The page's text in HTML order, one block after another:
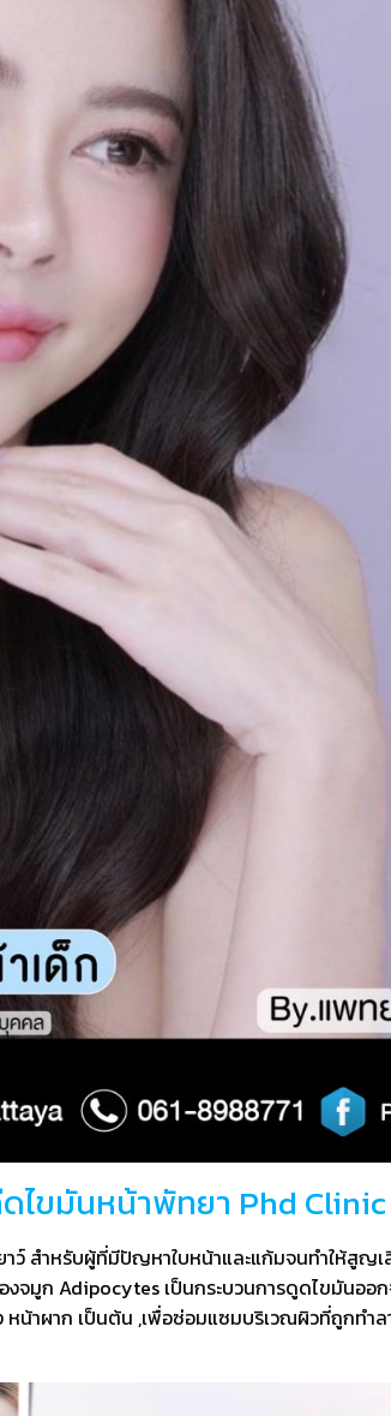
ไขมันหน้าพัทยา Phd Clinic​
าว์ สำหรับผู้ที่มีปัญหาใบหน้าและแก้มจนทำให้
จมูก Adipocytes เป็นกระบวนการดูดไขมันออ
น้าผาก เป็นต้น ,เพื่อซ่อมแซมบริเวณผิวที่ถูกทำ